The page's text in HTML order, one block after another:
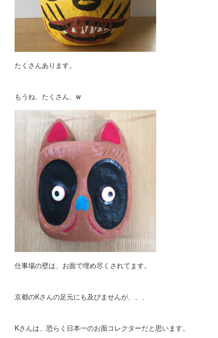
たくさんあります。
もうね、たくさん、w
仕事場の壁は、お面で埋め尽くされてます。
京都のKさんの足元にも及びませんが、、、
Kさんは、恐らく日本一のお面コレクターだと思います。